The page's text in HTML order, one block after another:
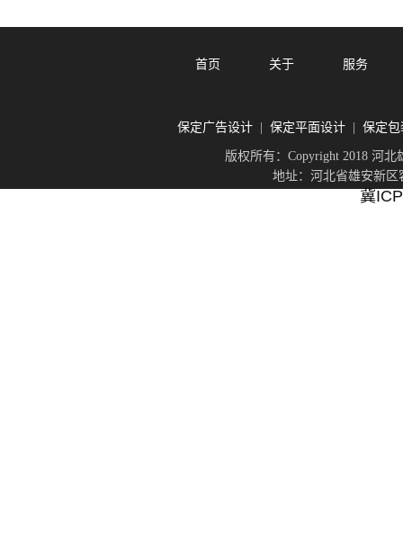
首页 关于 服务
保定广告设计| 保定平面设计| 保定包
版权所有：Copyright 2018 河
地址：河北省雄安新区
冀